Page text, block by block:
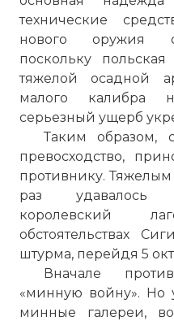
технические
нового оружия
поскольку
тяжелой осадной
малого калибра
серьезный ущерб
Таким образом,
превосходство,
противнику.
раз удавалось
королевский
обстоятельствах
штурма, перейдя 5
Вначале
«минную войну». Но
минные галереи,